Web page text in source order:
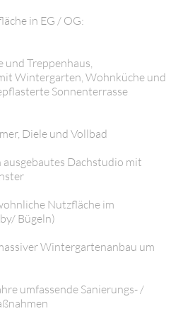
in EG / OG:
und Treppenhaus,
Wintergarten, Wohnküche und
Sonnenterrasse
Diele und Vollbad
ausgebautes Dachstudio mit
Nutzfläche im
Bügeln)
Wintergartenanbau um
umfassende Sanierungs- /